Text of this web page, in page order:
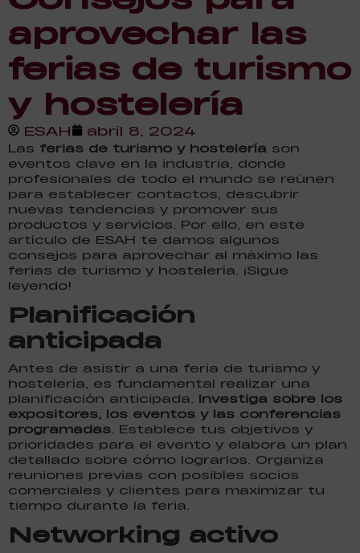
aprovechar las
ferias de turismo
y hostelería
ESAH abril 8, 2024
Las ferias de turismo y hostelería son
eventos clave en la industria, donde
profesionales de todo el mundo se reúnen
para establecer contactos, descubrir
nuevas tendencias y promover sus
productos y servicios. Por ello, en este
artículo de ESAH te damos algunos
consejos para aprovechar al máximo las
ferias de turismo y hostelería. ¡Sigue
leyendo!
Planificación
anticipada
Antes de asistir a una feria de turismo y
hostelería, es fundamental realizar una
planificación anticipada. Investiga sobre los
expositores, los eventos y las conferencias
programadas . Establece tus objetivos y
prioridades para el evento y elabora un plan
detallado sobre cómo lograrlos. Organiza
reuniones previas con posibles socios
comerciales y clientes para maximizar tu
tiempo durante la feria.
Networking activo